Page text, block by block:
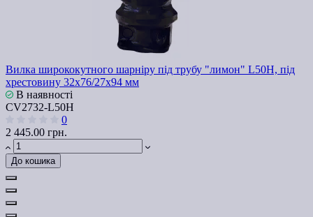
Вилка ширококутного шарніру під трубу "лимон" L50H, під
хрестовину 32х76/27х94 мм
В наявності
СV2732-L50H
0
2 445.00 грн.
До кошика